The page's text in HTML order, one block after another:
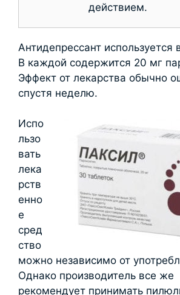
действием.
Антидепрессант используется
В каждой содержится 20 мг
Эффект от лекарства обычно
спустя неделю.
Испо
льзо
вать
лека
рств
енно
е
сред
ство
можно независимо от
Однако производитель все же
рекомендует принимать